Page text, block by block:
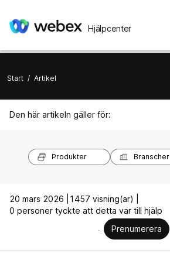
Hjälpcenter
Start / Artikel
Den här artikeln gäller för:
Produkter Branscher
20 mars 2026 |
1457 visning(ar) |
0 personer tyckte att detta var till hjälp
Prenumerera